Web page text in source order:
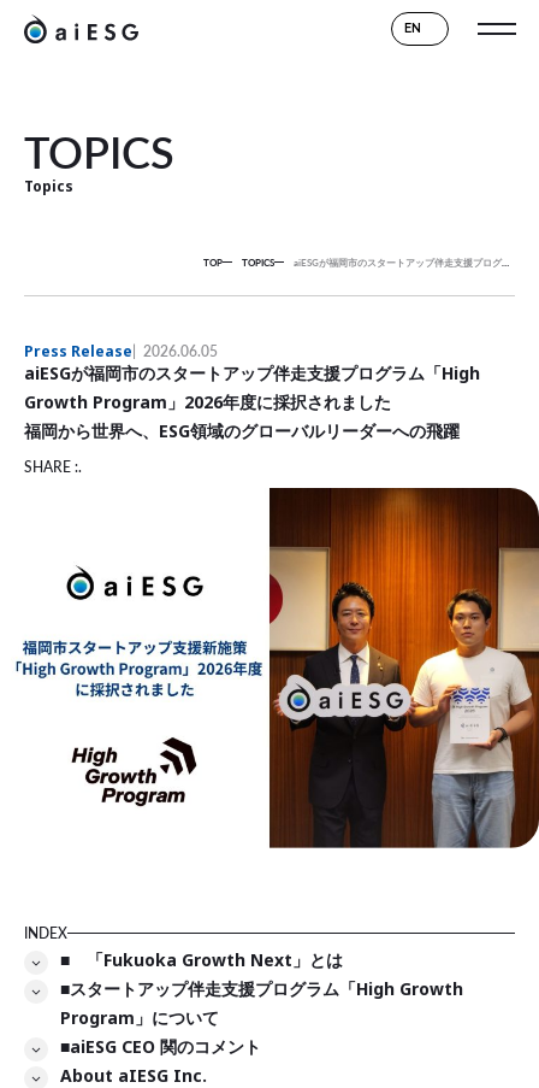
EN
TOPICS
Topics
TOP TOPICS aiESGが福岡市のスタートアップ伴走支援プログラム「High Growth Program」2026年度に採択されました
Press Release 2026.06.05
aiESGが福岡市のスタートアップ伴走支援プログラム「High
Growth Program」2026年度に採択されました
福岡から世界へ、ESG領域のグローバルリーダーへの飛躍
SHARE :.
INDEX
■ 「Fukuoka Growth Next」とは
■スタートアップ伴走支援プログラム「High Growth
Program」について
■aiESG CEO 関のコメント
About aIESG Inc.